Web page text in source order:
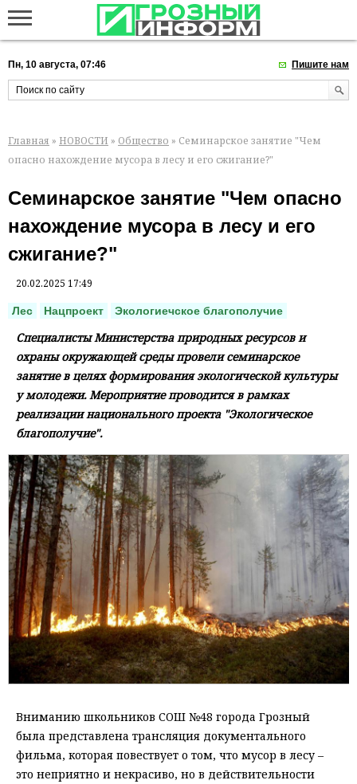
Пн, 10 августа, 07:46 Пишите нам
Главная » НОВОСТИ » Общество » Семинарское занятие "Чем
опасно нахождение мусора в лесу и его сжигание?"
Семинарское занятие "Чем опасно
нахождение мусора в лесу и его
сжигание?"
20.02.2025 17:49
Лес Нацпроект Экологиечское благополучие
Специалисты Министерства природных ресурсов и
охраны окружающей среды провели семинарское
занятие в целях формирования экологической культуры
у молодежи. Мероприятие проводится в рамках
реализации национального проекта "Экологическое
благополучие".
Вниманию школьников СОШ №48 города Грозный
была представлена трансляция документального
фильма, которая повествует о том, что мусор в лесу –
это неприятно и некрасиво, но в действительности